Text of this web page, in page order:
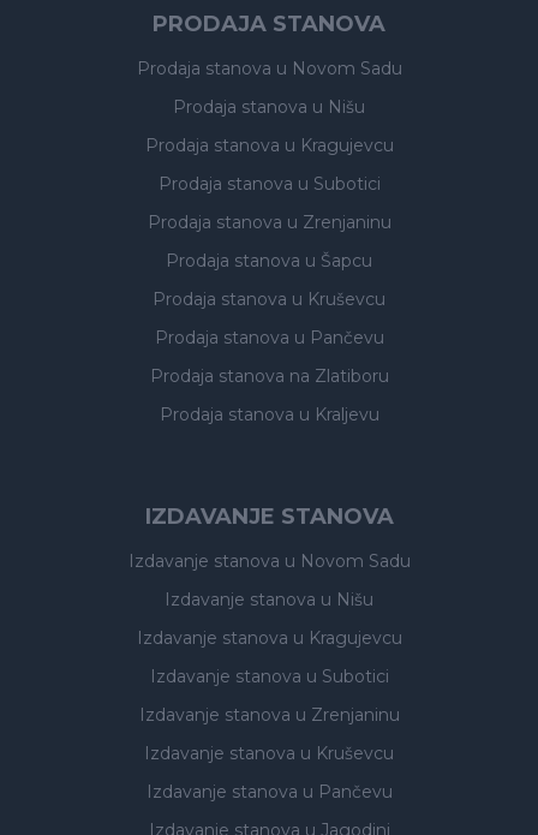
PRODAJA STANOVA
Prodaja stanova u Novom Sadu
Prodaja stanova u Nišu
Prodaja stanova u Kragujevcu
Prodaja stanova u Subotici
Prodaja stanova u Zrenjaninu
Prodaja stanova u Šapcu
Prodaja stanova u Kruševcu
Prodaja stanova u Pančevu
Prodaja stanova na Zlatiboru
Prodaja stanova u Kraljevu
IZDAVANJE STANOVA
Izdavanje stanova u Novom Sadu
Izdavanje stanova u Nišu
Izdavanje stanova u Kragujevcu
Izdavanje stanova u Subotici
Izdavanje stanova u Zrenjaninu
Izdavanje stanova u Kruševcu
Izdavanje stanova u Pančevu
Izdavanje stanova u Jagodini